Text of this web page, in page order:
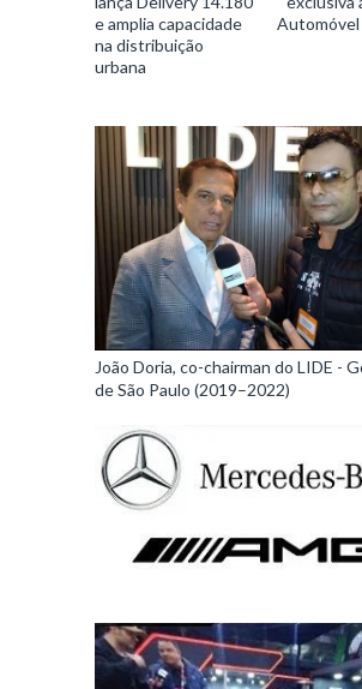
Automóvel
e amplia capacidade
na distribuição
urbana
João Doria, co-chairman do LIDE -
de São Paulo (2019–2022)